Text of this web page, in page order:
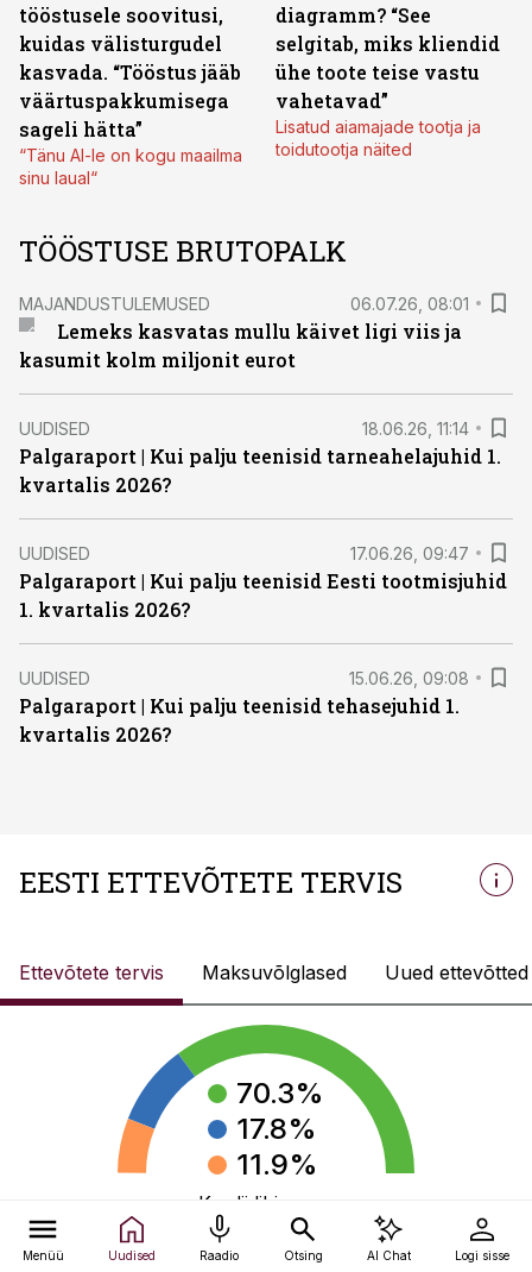
tööstusele soovitusi,
kuidas välisturgudel
kasvada. “Tööstus jääb
väärtuspakkumisega
sageli hätta”
“Tänu AI-le on kogu maailma
sinu laual“
diagramm? “See
selgitab, miks kliendid
ühe toote teise vastu
vahetavad”
Lisatud aiamajade tootja ja
toidutootja näited
TÖÖSTUSE BRUTOPALK
MAJANDUSTULEMUSED 06.07.26, 08:01
Lemeks kasvatas mullu käivet ligi viis ja
kasumit kolm miljonit eurot
UUDISED 18.06.26, 11:14
Palgaraport | Kui palju teenisid tarneahelajuhid 1.
kvartalis 2026?
UUDISED 17.06.26, 09:47
Palgaraport | Kui palju teenisid Eesti tootmisjuhid
1. kvartalis 2026?
UUDISED 15.06.26, 09:08
Palgaraport | Kui palju teenisid tehasejuhid 1.
kvartalis 2026?
EESTI ETTEVÕTETE TERVIS
Ettevõtete tervis Maksuvõlglased Uued ettevõtted
70.3%
17.8%
11.9%
Krediidihinnang
Menüü Uudised Raadio Otsing AI Chat Logi sisse